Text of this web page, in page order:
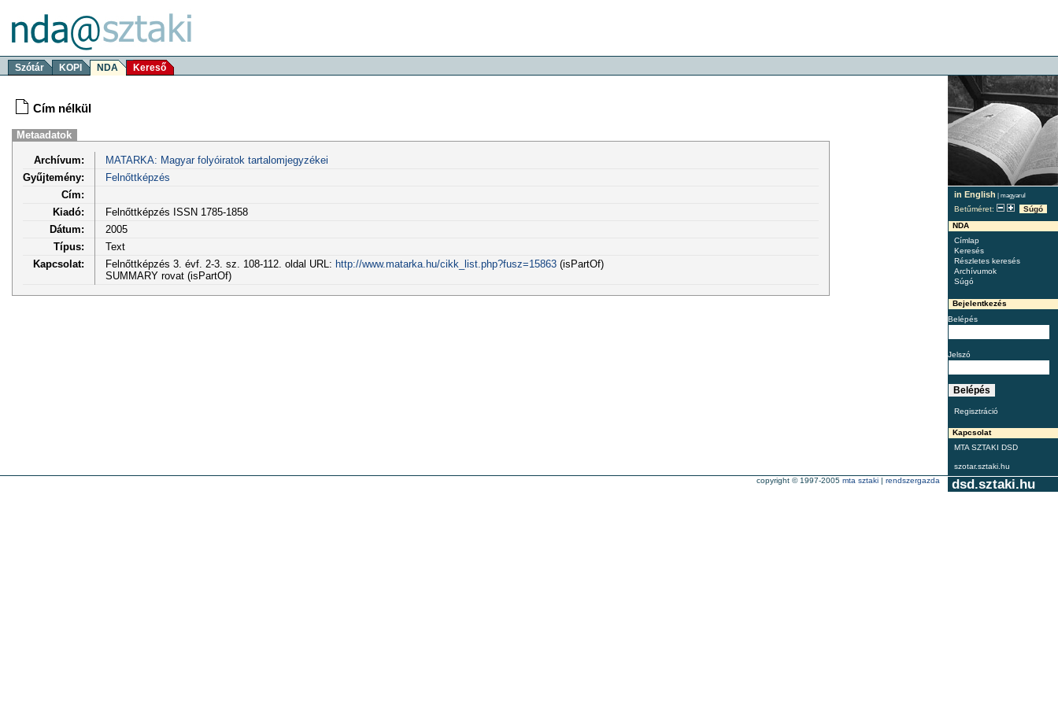
Szótár KOPI NDA Kereső
in English | magyarul
Betűméret:
Súgó
NDA
Címlap
Keresés
Részletes keresés
Archívumok
Súgó
Bejelentkezés
Belépés
Jelszó
Regisztráció
Kapcsolat
MTA SZTAKI DSD
szotar.sztaki.hu
Cím nélkül
Metaadatok
Archívum:
MATARKA: Magyar folyóiratok tartalomjegyzékei
Gyűjtemény:
Felnőttképzés
Cím:
Kiadó:
Felnőttképzés ISSN 1785-1858
Dátum:
2005
Típus:
Text
Kapcsolat:
Felnőttképzés 3. évf. 2-3. sz. 108-112. oldal URL: http://www.matarka.hu/cikk_list.php?fusz=15863(isPartOf)
SUMMARY rovat (isPartOf)
dsd.sztaki.hu
copyright © 1997-2005 mta sztaki | rendszergazda